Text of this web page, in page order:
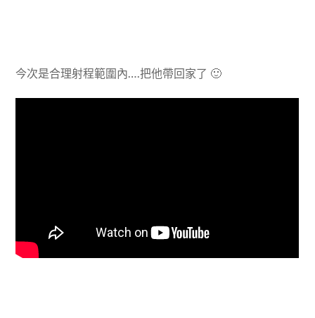
今次是合理射程範圍內….把他帶回家了 🙂